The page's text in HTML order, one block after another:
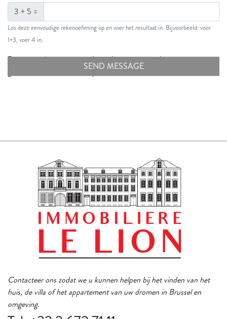
3 + 5 =
Los deze eenvoudige rekenoefening op en voer het resultaat in. Bijvoorbeeld: voor
1+3, voer 4 in.
Deze vraag is om te controleren dat u een mens bent, om
geautomatiseerde invoer (spam) te voorkomen.
Contacteer ons zodat we u kunnen helpen bij het vinden van het
huis, de villa of het appartement van uw dromen in Brussel en
omgeving.